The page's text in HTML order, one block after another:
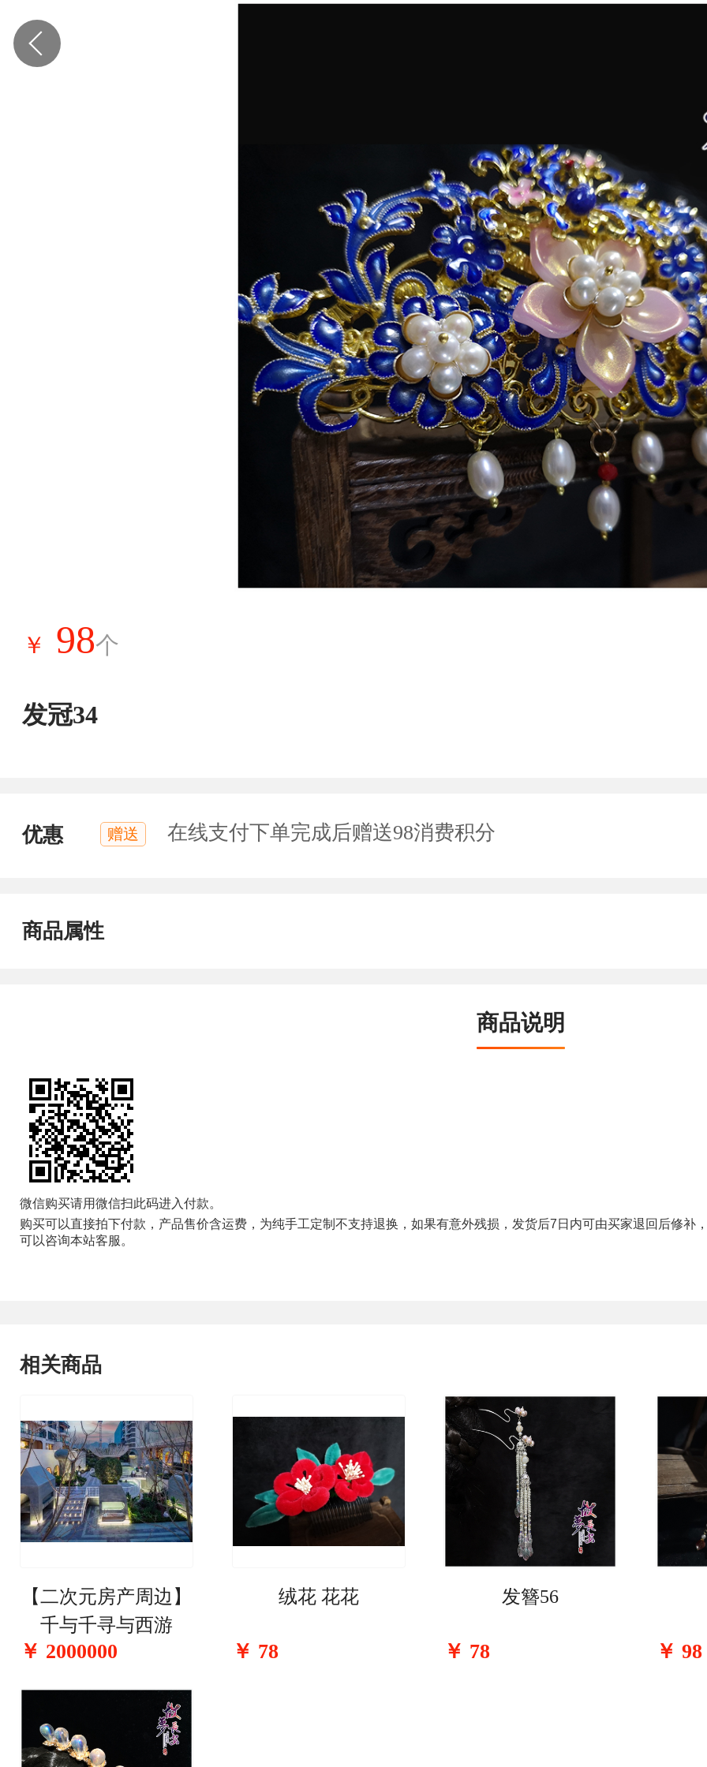
￥ 98个
发冠34
优惠 赠送 在线支付下单完成后赠送98消费积分
商品属性
商品说明
微信购买请用微信扫此码进入付款。
购买可以直接拍下付款，产品售价含运费，为纯手工定制不支持退换，如果有意外残损，发货后7 日内可由买家退回后修补
可以咨询本站客服。
相关商品
【二次元房产周边】
千与千寻与西游
￥ 2000000
绒花 花花
￥ 78
发簪56
￥ 78 ￥ 98